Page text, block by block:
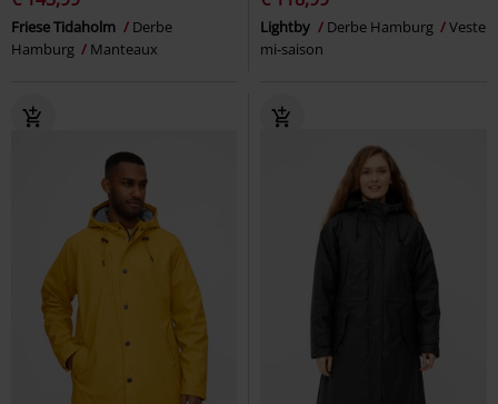
Friese Tidaholm
Derbe
Hamburg
Manteaux
Lightby Derbe Hamburg
Veste
mi-saison